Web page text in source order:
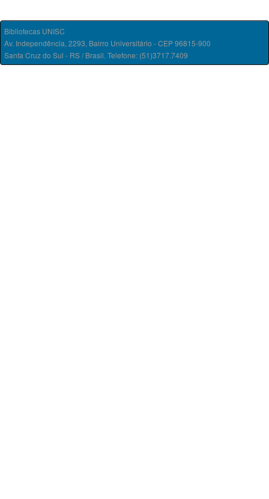
Bibliotecas UNISC
Av. Independência, 2293, Bairro Universitário - CEP 96815-900
Santa Cruz do Sul - RS / Brasil. Telefone: (51)3717.7409